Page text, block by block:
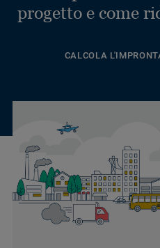
progetto e come
CALCOLA